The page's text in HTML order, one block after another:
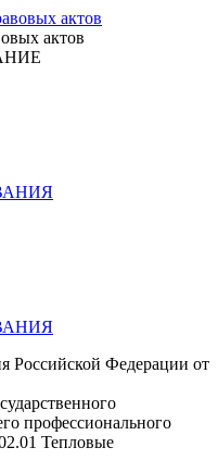
актов
Российской Федерации от
профессионального
Тепловые